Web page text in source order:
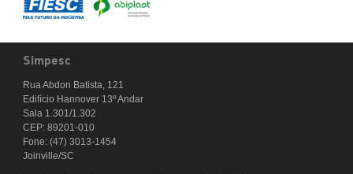
Simpesc
Rua Abdon Batista, 121
Edifício Hannover 13º Andar
Sala 1.301/1.302
CEP: 89201-010
Fone: (47) 3013-1454
Joinville/SC